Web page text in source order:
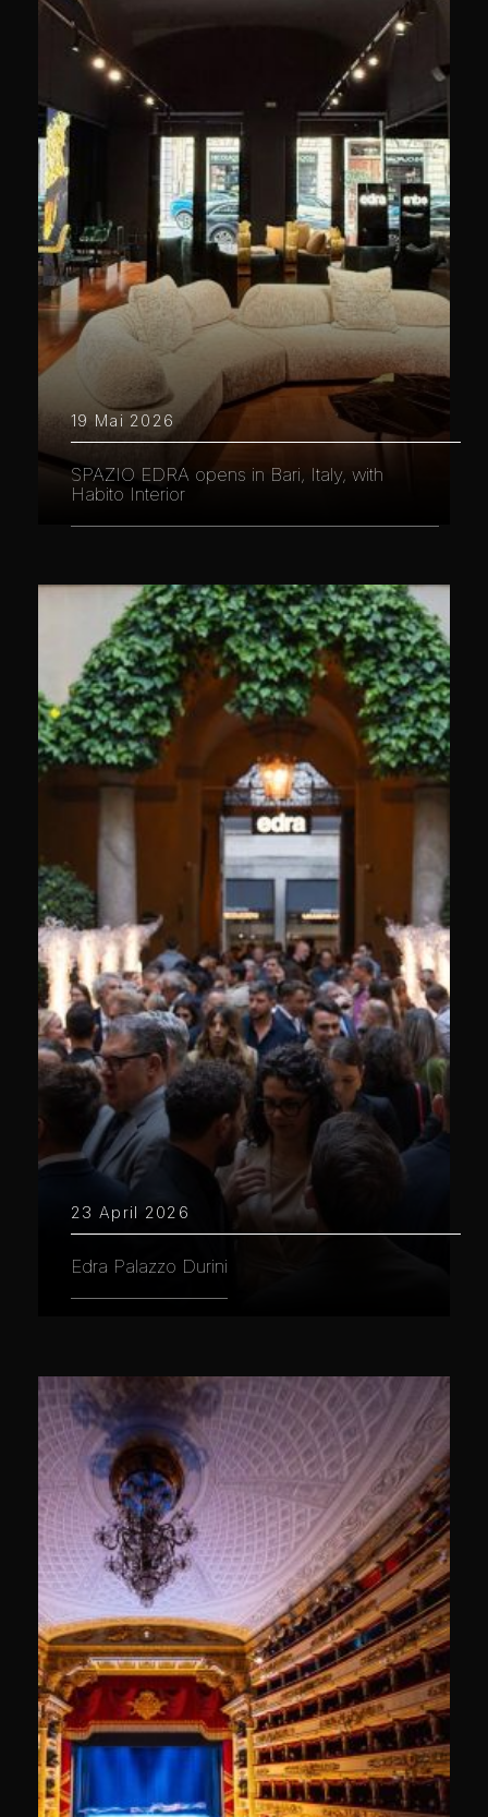
19 Mai 2026
SPAZIO EDRA opens in Bari, Italy, with
Habito Interior
23 April 2026
Edra Palazzo Durini